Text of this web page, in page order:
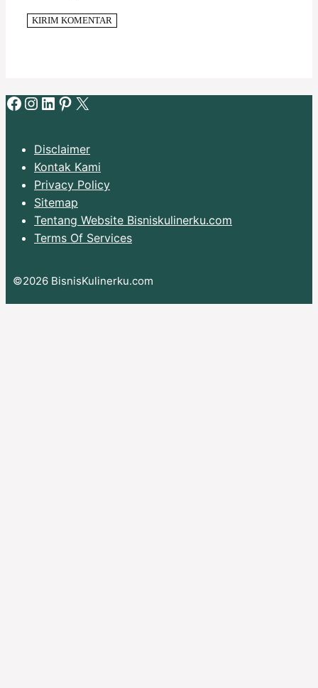
Facebook
Instagram
LinkedIn
Pinterest
X
Disclaimer
Kontak Kami
Privacy Policy
Sitemap
Tentang Website Bisniskulinerku.com
Terms Of Services
©2026 BisnisKulinerku.com